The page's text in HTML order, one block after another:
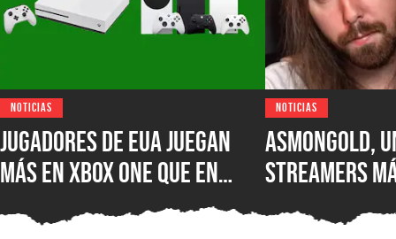
NOTICIAS
Jugadores de EUA juegan
más en XBOX One que en
XBOX Series X|S: encuesta
NOTICIAS
Asmongold,
streamers
del mundo,